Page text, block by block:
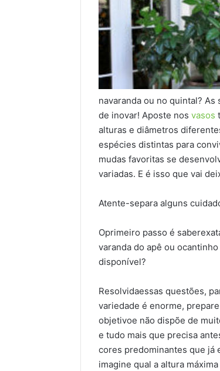
navaranda ou no quintal?
de inovar! Aposte nos vasos
alturas e diâmetros
espécies distintas para
mudas favoritas se
variadas. E é isso que vai
Atente-separa alguns
Oprimeiro passo é
varanda do apê ou
disponível?
Resolvidaessas questões,
variedade é enorme,
objetivoe não dispõe de
e tudo mais que precisa
cores predominantes que já
imagine qual a altura